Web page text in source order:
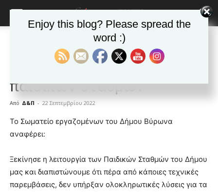
Ανακοινώσεις - Δελτία τύπου
Ανακοινώσεις - Δελτία τύπου Δημοφιλή άρθρα
Τα προβλήματα των
παιδικών σταθμών
Από Δ&Π - 22 Σεπτεμβρίου 2022
blonde
lesbians
cam
show.desi
xxx
Το Σωματείο εργαζομένων του Δήμου Βύρωνα
αναφέρει:
Ξεκίνησε η λειτουργία των Παιδικών Σταθμών του Δήμου
μας και διαπιστώνουμε ότι πέρα από κάποιες τεχνικές
παρεμβάσεις, δεν υπήρξαν ολοκληρωτικές λύσεις για τα
Enjoy this blog? Please spread the
word :)